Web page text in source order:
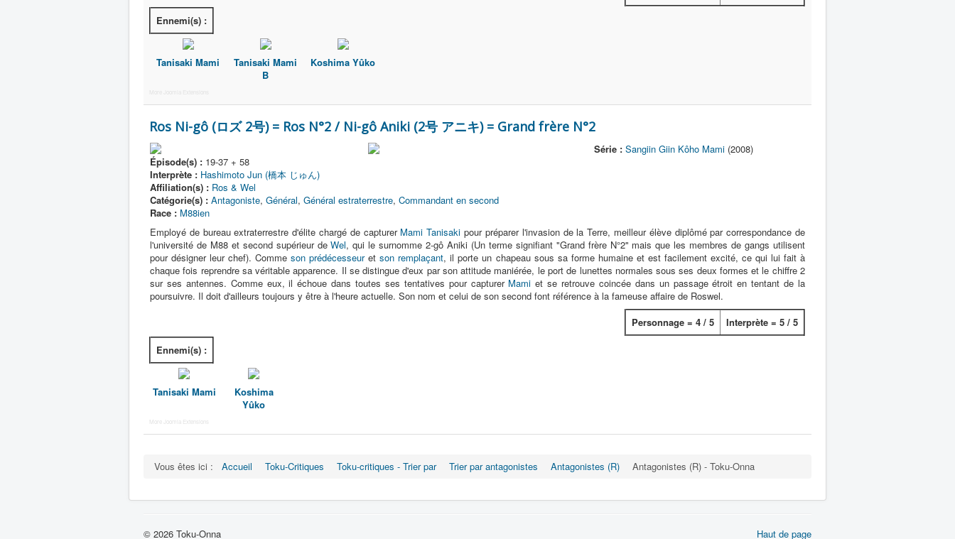
Ennemi(s) :
Tanisaki Mami
Tanisaki Mami
B
Koshima Yûko
More Joomla Extensions
Ros Ni-gô (ロズ 2号) = Ros N°2 / Ni-gô Aniki (2号 アニキ) = Grand frère N°2
Série : Sangiin Giin Kôho Mami(2008)
Épisode(s) : 19-37 + 58
Interprète : Hashimoto Jun (橋本 じゅん)
Affiliation(s) : Ros & Wel
Catégorie(s) : Antagoniste, Général, Général estraterrestre, Commandant en second
Race : M88ien
Employé de bureau extraterrestre d'élite chargé de capturer Mami Tanisaki pour préparer l'invasion de la Terre, meilleur élève diplômé par correspondance de
l'université de M88 et second supérieur deWel, qui le surnomme 2-gô Aniki (Un terme signifiant "Grand frère N°2" mais que les membres de gangs utilisent
pour désigner leur chef). Commeson prédécesseuretson remplaçant, il porte un chapeau sous sa forme humaine et est facilement excité, ce qui lui fait à
chaque fois reprendre sa véritable apparence. Il se distingue d'eux par son attitude maniérée, le port de lunettes normales sous ses deux formes et le chiffre 2
sur ses antennes. Comme eux, il échoue dans toutes ses tentatives pour capturer Mami et se retrouve coincée dans un passage étroit en tentant de la
poursuivre. Il doit d'ailleurs toujours y être à l'heure actuelle. Son nom et celui de son second font référence à la fameuse affaire de Roswel.
Personnage = 4 / 5
Interprète = 5 / 5
Ennemi(s) :
Tanisaki Mami
Koshima
Yûko
More Joomla Extensions
Vous êtes ici : Accueil Toku-Critiques Toku-critiques - Trier par Trier par antagonistes Antagonistes (R) Antagonistes (R) - Toku-Onna
Haut de page
© 2026 Toku-Onna